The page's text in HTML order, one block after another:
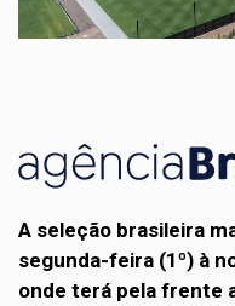
A seleção brasileira
segunda-feira (1º) à
onde terá pela frente